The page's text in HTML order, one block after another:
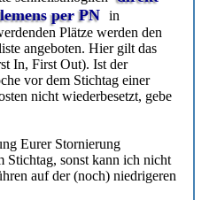
per PN in
Plätze werden den
angeboten. Hier gilt das
In, First Out). Ist der
vor dem Stichtag einer
nicht wiederbesetzt, gebe
Eurer Stornierung
Stichtag, sonst kann ich nicht
auf der (noch) niedrigeren